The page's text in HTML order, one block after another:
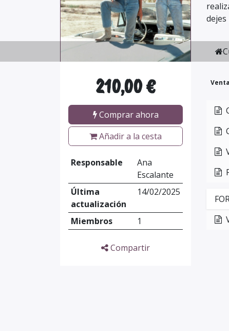
210,00€
Comprar ahora
Añadir a la cesta
Responsable
Ana
Escalante
Última
actualización
14/02/2025
Miembros 1
Compartir